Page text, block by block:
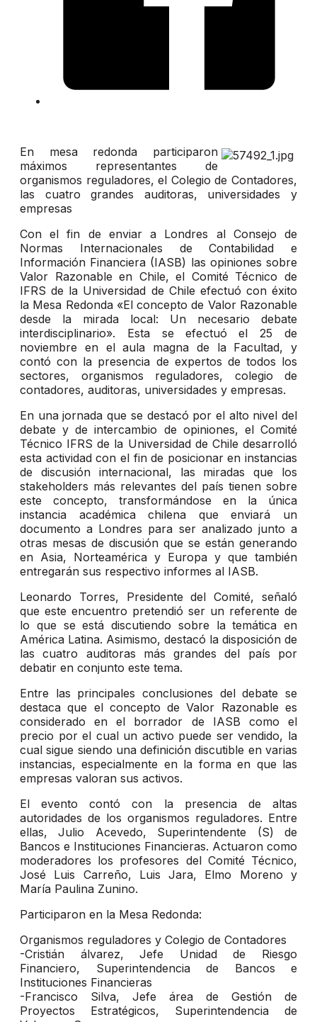
En mesa redonda participaron
máximos representantes de
organismos reguladores, el Colegio de Contadores,
las cuatro grandes auditoras, universidades y
empresas
Con el fin de enviar a Londres al Consejo de
Normas Internacionales de Contabilidad e
Información Financiera (IASB) las opiniones sobre
Valor Razonable en Chile, el Comité Técnico de
IFRS de la Universidad de Chile efectuó con éxito
la Mesa Redonda «El concepto de Valor Razonable
desde la mirada local: Un necesario debate
interdisciplinario». Esta se efectuó el 25 de
noviembre en el aula magna de la Facultad, y
contó con la presencia de expertos de todos los
sectores, organismos reguladores, colegio de
contadores, auditoras, universidades y empresas.
En una jornada que se destacó por el alto nivel del
debate y de intercambio de opiniones, el Comité
Técnico IFRS de la Universidad de Chile desarrolló
esta actividad con el fin de posicionar en instancias
de discusión internacional, las miradas que los
stakeholders más relevantes del país tienen sobre
este concepto, transformándose en la única
instancia académica chilena que enviará un
documento a Londres para ser analizado junto a
otras mesas de discusión que se están generando
en Asia, Norteamérica y Europa y que también
entregarán sus respectivo informes al IASB.
Leonardo Torres, Presidente del Comité, señaló
que este encuentro pretendió ser un referente de
lo que se está discutiendo sobre la temática en
América Latina. Asimismo, destacó la disposición de
las cuatro auditoras más grandes del país por
debatir en conjunto este tema.
Entre las principales conclusiones del debate se
destaca que el concepto de Valor Razonable es
considerado en el borrador de IASB como el
precio por el cual un activo puede ser vendido, la
cual sigue siendo una definición discutible en varias
instancias, especialmente en la forma en que las
empresas valoran sus activos.
El evento contó con la presencia de altas
autoridades de los organismos reguladores. Entre
ellas, Julio Acevedo, Superintendente (S) de
Bancos e Instituciones Financieras. Actuaron como
moderadores los profesores del Comité Técnico,
José Luis Carreño, Luis Jara, Elmo Moreno y
María Paulina Zunino.
Participaron en la Mesa Redonda:
Organismos reguladores y Colegio de Contadores
-Cristián álvarez, Jefe Unidad de Riesgo
Financiero, Superintendencia de Bancos e
Instituciones Financieras
-Francisco Silva, Jefe área de Gestión de
Proyectos Estratégicos, Superintendencia de